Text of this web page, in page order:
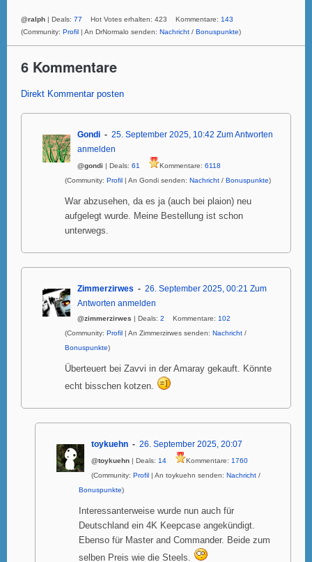
@ralph | Deals: 77 Hot Votes erhalten: 423 Kommentare: 143
(Community: Profil | An DrNormalo senden: Nachricht / Bonuspunkte)
6 Kommentare
Direkt Kommentar posten
Gondi 25. September 2025, 10:42 Zum Antworten
anmelden
@gondi | Deals: 61 Kommentare: 6118
(Community: Profil | An Gondi senden: Nachricht / Bonuspunkte)
War abzusehen, da es ja (auch bei plaion) neu
aufgelegt wurde. Meine Bestellung ist schon
unterwegs.
Zimmerzirwes 26. September 2025, 00:21 Zum
Antworten anmelden
@zimmerzirwes | Deals: 2 Kommentare: 102
(Community: Profil | An Zimmerzirwes senden: Nachricht /
Bonuspunkte)
Überteuert bei Zavvi in der Amaray gekauft. Könnte
echt bisschen kotzen.
toykuehn 26. September 2025, 20:07
@toykuehn | Deals: 14 Kommentare: 1760
(Community: Profil | An toykuehn senden: Nachricht /
Bonuspunkte)
Interessanterweise wurde nun auch für
Deutschland ein 4K Keepcase angekündigt.
Ebenso für Master and Commander. Beide zum
selben Preis wie die Steels.